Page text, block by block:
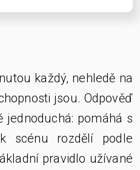
každý, nehledě na
jsou. Odpověď
jednoduchá: pomáhá s
scénu rozdělí podle
pravidlo užívané